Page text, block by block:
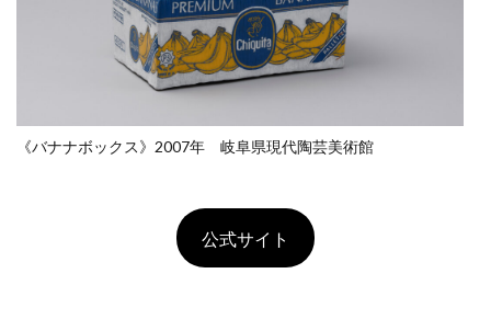
《バナナボックス》2007年 岐阜県現代陶芸美術館
公式サイト